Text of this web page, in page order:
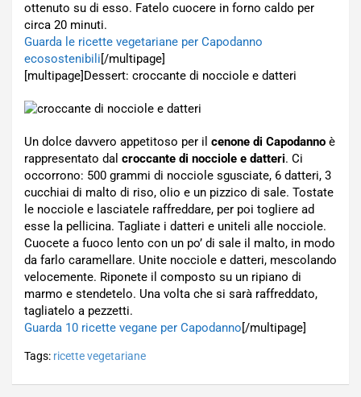
ottenuto su di esso. Fatelo cuocere in forno caldo per
circa 20 minuti.
Guarda le ricette vegetariane per Capodanno
ecosostenibili[/multipage]
[multipage]Dessert: croccante di nocciole e datteri
Un dolce davvero appetitoso per il cenone di Capodanno è
rappresentato dal croccante di nocciole e datteri. Ci
occorrono: 500 grammi di nocciole sgusciate, 6 datteri, 3
cucchiai di malto di riso, olio e un pizzico di sale. Tostate
le nocciole e lasciatele raffreddare, per poi togliere ad
esse la pellicina. Tagliate i datteri e uniteli alle nocciole.
Cuocete a fuoco lento con un po’ di sale il malto, in modo
da farlo caramellare. Unite nocciole e datteri, mescolando
velocemente. Riponete il composto su un ripiano di
marmo e stendetelo. Una volta che si sarà raffreddato,
tagliatelo a pezzetti.
Guarda 10 ricette vegane per Capodanno[/multipage]
Tags: ricette vegetariane